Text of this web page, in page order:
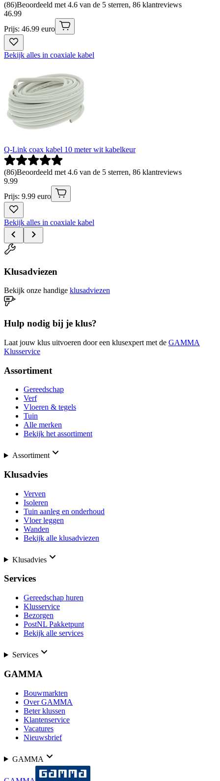
(86)Beoordeeld met 4.6 van de 5 sterren, 86 klantreviews
46.99
Prijs: 46.99 euro
Bekijk alles in coaxiale kabel
Q-Link coax kabel 10 meter wit kabelkeur
(86)Beoordeeld met 4.6 van de 5 sterren, 86 klantreviews
9.99
Prijs: 9.99 euro
Bekijk alles in coaxiale kabel
Klusadviezen
Bekijk onze handige klusadviezen
Hulp nodig bij je klus?
Laat jouw klus uitvoeren door een klusexpert met de GAMMA
Klusservice
Assortiment
Gereedschap
Verf
Vloeren & tegels
Tuin
Alle merken
Bekijk het assortiment
Assortiment
Klusadvies
Verven
Isoleren
Tuin aanleg en onderhoud
Vloer leggen
Wanden
Bekijk alle klusadviezen
Klusadvies
Services
Gereedschap huren
Klusservice
Bezorgen
PostNL Pakketpunt
Bekijk alle services
Services
GAMMA
Bouwmarkten
Over GAMMA
Beter klussen
Klantenservice
Vacatures
Nieuwsbrief
GAMMA